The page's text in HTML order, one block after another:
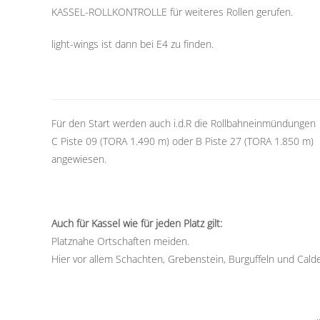
KASSEL-ROLLKONTROLLE für weiteres Rollen gerufen.
light-wings ist dann bei E4 zu finden.
Für den Start werden auch i.d.R die Rollbahneinmündungen
C Piste 09 (TORA 1.490 m) oder B Piste 27 (TORA 1.850 m)
angewiesen.
Auch für Kassel wie für jeden Platz gilt:
Platznahe Ortschaften meiden.
Hier vor allem Schachten, Grebenstein, Burguffeln und